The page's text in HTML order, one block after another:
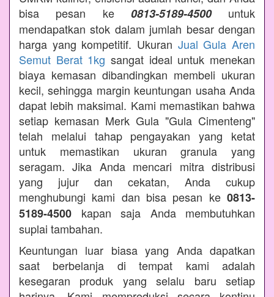
bisa pesan ke 0813-5189-4500untuk
mendapatkan stok dalam jumlah besar dengan
harga yang kompetitif. Ukuran Jual Gula Aren
Semut Berat 1kg sangat ideal untuk menekan
biaya kemasan dibandingkan membeli ukuran
kecil, sehingga margin keuntungan usaha Anda
dapat lebih maksimal. Kami memastikan bahwa
setiap kemasan Merk Gula "Gula Cimenteng"
telah melalui tahap pengayakan yang ketat
untuk memastikan ukuran granula yang
seragam. Jika Anda mencari mitra distribusi
yang jujur dan cekatan, Anda cukup
menghubungi kami dan bisa pesan ke 0813-
5189-4500 kapan saja Anda membutuhkan
suplai tambahan.
Keuntungan luar biasa yang Anda dapatkan
saat berbelanja di tempat kami adalah
kesegaran produk yang selalu baru setiap